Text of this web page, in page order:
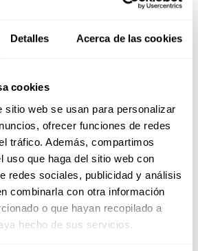
Detalles Acerca de las cookies
cookies
sitio web se usan para personalizar
ofrecer funciones de redes
tráfico. Además, compartimos
uso que haga del sitio web con
redes sociales, publicidad y análisis
combinarla con otra información
o que hayan recopilado a
hecho de sus servicios.
en Objetivos
de cada colaborador
en Objetivos ofrece a los
detallada de la contribución de
objetivos compartidos.